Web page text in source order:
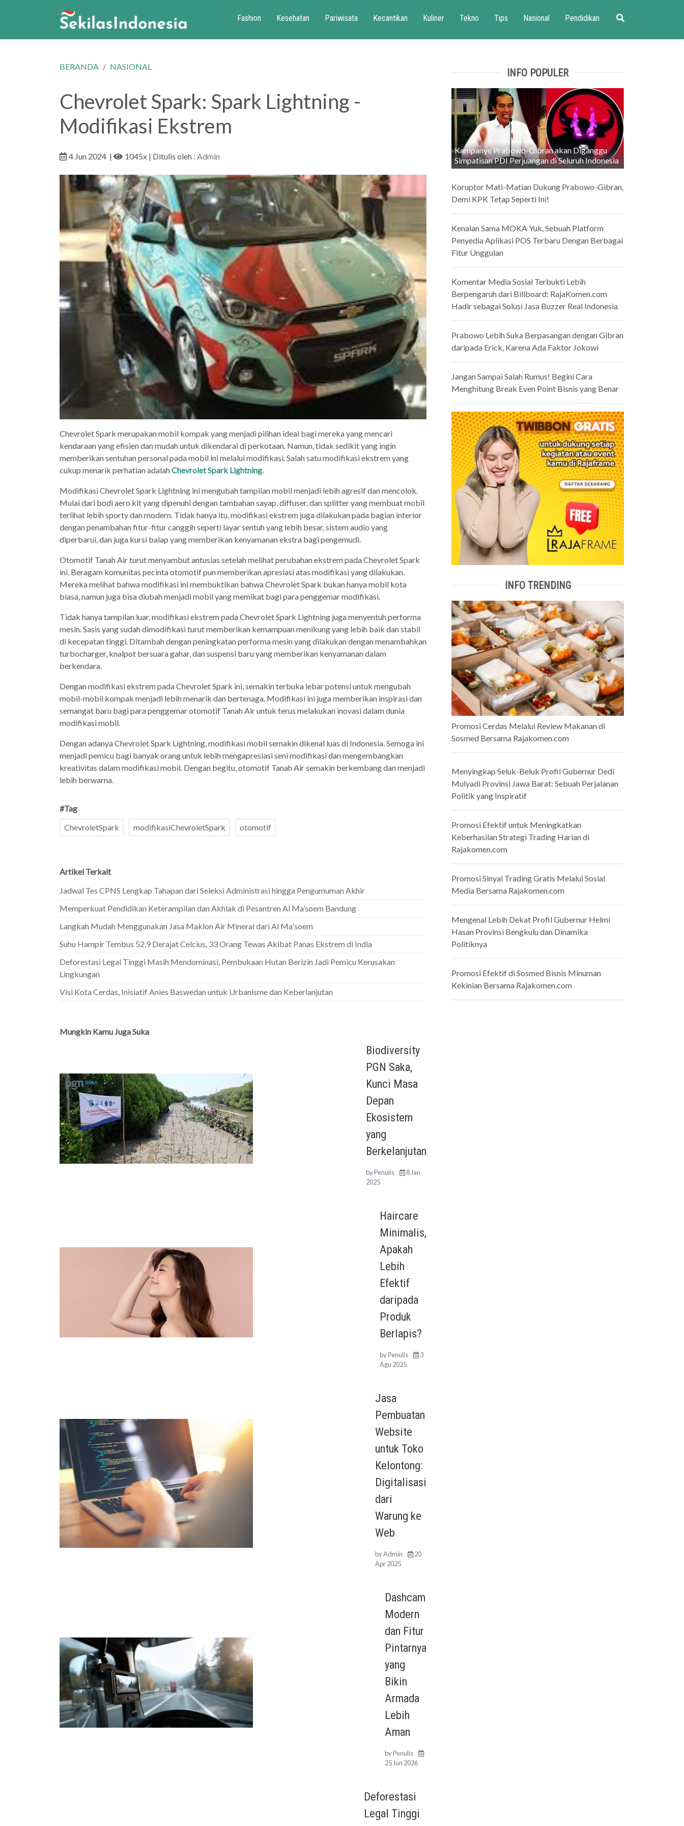
Fashion Kesehatan Pariwisata Kecantikan Kuliner Tekno Tips Nasional Pendidikan
BERANDA NASIONAL
Chevrolet Spark: Spark Lightning -
Modifikasi Ekstrem
4 Jun 2024 | 1045x | Ditulis oleh : Admin
Chevrolet Spark merupakan mobil kompak yang menjadi pilihan ideal bagi mereka yang mencari
kendaraan yang efisien dan mudah untuk dikendarai di perkotaan. Namun, tidak sedikit yang ingin
memberikan sentuhan personal pada mobil ini melalui modifikasi. Salah satu modifikasi ekstrem yang
cukup menarik perhatian adalahChevrolet Spark Lightning
Modifikasi Chevrolet Spark Lightning ini mengubah tampilan mobil menjadi lebih agresif dan mencolok.
Mulai dari bodi aero kit yang dipenuhi dengan tambahan sayap, diffuser, dan splitter yang membuat mobil
terlihat lebih sporty dan modern. Tidak hanya itu, modifikasi ekstrem juga dilakukan pada bagian interior
dengan penambahan fitur-fitur canggih seperti layar sentuh yang lebih besar, sistem audio yang
diperbarui, dan juga kursi balap yang memberikan kenyamanan ekstra bagi pengemudi.
Otomotif Tanah Air turut menyambut antusias setelah melihat perubahan ekstrem pada Chevrolet Spark
ini. Beragam komunitas pecinta otomotif pun memberikan apresiasi atas modifikasi yang dilakukan.
Mereka melihat bahwa modifikasi ini membuktikan bahwa Chevrolet Spark bukan hanya mobil kota
biasa, namun juga bisa diubah menjadi mobil yang memikat bagi para penggemar modifikasi.
Tidak hanya tampilan luar, modifikasi ekstrem pada Chevrolet Spark Lightning juga menyentuh performa
mesin. Sasis yang sudah dimodifikasi turut memberikan kemampuan menikung yang lebih baik dan stabil
di kecepatan tinggi. Ditambah dengan peningkatan performa mesin yang dilakukan dengan menambahkan
turbocharger, knalpot bersuara gahar, dan suspensi baru yang memberikan kenyamanan dalam
berkendara.
Dengan modifikasi ekstrem pada Chevrolet Spark ini, semakin terbuka lebar potensi untuk mengubah
mobil-mobil kompak menjadi lebih menarik dan bertenaga. Modifikasi ini juga memberikan inspirasi dan
semangat baru bagi para penggemar otomotif Tanah Air untuk terus melakukan inovasi dalam dunia
modifikasi mobil.
Dengan adanya Chevrolet Spark Lightning, modifikasi mobil semakin dikenal luas di Indonesia. Semoga ini
menjadi pemicu bagi banyak orang untuk lebih mengapresiasi seni modifikasi dan mengembangkan
kreativitas dalam modifikasi mobil. Dengan begitu, otomotif Tanah Air semakin berkembang dan menjadi
lebih berwarna.
#Tag
ChevroletSpark
modifikasiChevroletSpark otomotif
Artikel Terkait
Jadwal Tes CPNS Lengkap Tahapan dari Seleksi Administrasi hingga Pengumuman Akhir
Memperkuat Pendidikan Keterampilan dan Akhlak di Pesantren Al Ma’soem Bandung
Langkah Mudah Menggunakan Jasa Maklon Air Mineral dari Al Ma'soem
Suhu Hampir Tembus 52,9 Derajat Celcius, 33 Orang Tewas Akibat Panas Ekstrem di India
Deforestasi Legal Tinggi Masih Mendominasi, Pembukaan Hutan Berizin Jadi Pemicu Kerusakan
Lingkungan
Visi Kota Cerdas, Inisiatif Anies Baswedan untuk Urbanisme dan Keberlanjutan
Mungkin Kamu Juga Suka
Biodiversity
PGN Saka,
Kunci Masa
Depan
Ekosistem
yang
Berkelanjutan
byPenulis
8 Jan
2025
Haircare
Minimalis,
Apakah
Lebih
Efektif
daripada
Produk
Berlapis?
byPenulis
3
Agu 2025
Jasa
Pembuatan
Website
untuk Toko
Kelontong:
Digitalisasi
dari
Warung ke
Web
byAdmin
20
Apr 2025
Dashcam
Modern
dan Fitur
Pintarnya
yang
Bikin
Armada
Lebih
Aman
byPenulis
25 Jun 2026
Deforestasi
Legal Tinggi
INFO POPULER
Kampanye Prabowo-Gibran akan Diganggu
Simpatisan PDI Perjuangan di Seluruh Indonesia
Koruptor Mati-Matian Dukung Prabowo-Gibran,
Demi KPK Tetap Seperti Ini!
Kenalan Sama MOKA Yuk, Sebuah Platform
Penyedia Aplikasi POS Terbaru Dengan Berbagai
Fitur Unggulan
Komentar Media Sosial Terbukti Lebih
Berpengaruh dari Billboard: RajaKomen.com
Hadir sebagai Solusi Jasa Buzzer Real Indonesia
Prabowo Lebih Suka Berpasangan dengan Gibran
daripada Erick, Karena Ada Faktor Jokowi
Jangan Sampai Salah Rumus! Begini Cara
Menghitung Break Even Point Bisnis yang Benar
INFO TRENDING
Promosi Cerdas Melalui Review Makanan di
Sosmed Bersama Rajakomen.com
Menyingkap Seluk-Beluk Profil Gubernur Dedi
Mulyadi Provinsi Jawa Barat: Sebuah Perjalanan
Politik yang Inspiratif
Promosi Efektif untuk Meningkatkan
Keberhasilan Strategi Trading Harian di
Rajakomen.com
Promosi Sinyal Trading Gratis Melalui Sosial
Media Bersama Rajakomen.com
Mengenal Lebih Dekat Profil Gubernur Helmi
Hasan Provinsi Bengkulu dan Dinamika
Politiknya
Promosi Efektif di Sosmed Bisnis Minuman
Kekinian Bersama Rajakomen.com